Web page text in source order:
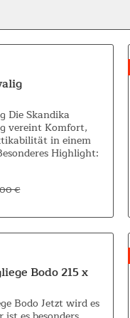
Die Skandika
vereint Komfort,
in einem
Highlight:
€
Bodo 215 x
Bodo Jetzt wird es